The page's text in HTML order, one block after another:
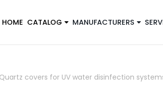
HOME CATALOG MANUFACTURERS
Quartz covers for UV water disinfection